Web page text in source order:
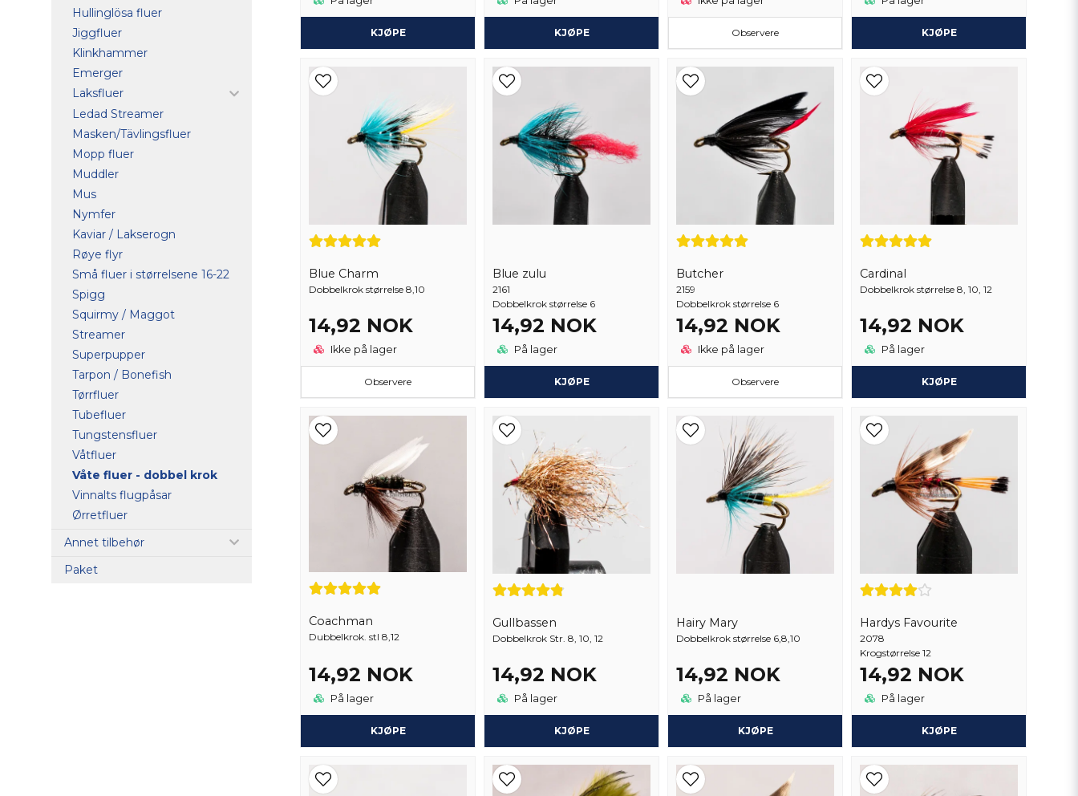
Hullinglösa fluer
Jiggfluer
Klinkhammer
Emerger
Laksfluer
Ledad Streamer
Masken/Tävlingsfluer
Mopp fluer
Muddler
Mus
Nymfer
Kaviar / Lakserogn
Røye flyr
Små fluer i størrelsene 16-22
Spigg
Squirmy / Maggot
Streamer
Superpupper
Tarpon / Bonefish
Tørrfluer
Tubefluer
Tungstensfluer
Våtfluer
Våte fluer - dobbel krok
Vinnalts flugpåsar
Ørretfluer
Annet tilbehør
Paket
KJØPE KJØPE Observere KJØPE
Blue Charm
Dobbelkrok størrelse 8,10
14,92 NOK
Ikke på lager
Observere
Blue zulu
2161
Dobbelkrok størrelse 6
14,92 NOK
På lager
KJØPE
Butcher
2159
Dobbelkrok størrelse 6
14,92 NOK
Ikke på lager
Observere
Cardinal
Dobbelkrok størrelse 8, 10, 12
14,92 NOK
På lager
KJØPE
Coachman
Dubbelkrok. stl 8,12
14,92 NOK
På lager
KJØPE
Gullbassen
Dobbelkrok Str. 8, 10, 12
14,92 NOK
På lager
KJØPE
Hairy Mary
Dobbelkrok størrelse 6,8,10
14,92 NOK
På lager
KJØPE
Hardys Favourite
2078
Krogstørrelse 12
14,92 NOK
På lager
KJØPE